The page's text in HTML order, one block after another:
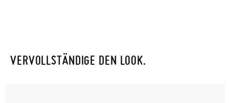
VERVOLLSTÄNDIGE DEN LOOK.